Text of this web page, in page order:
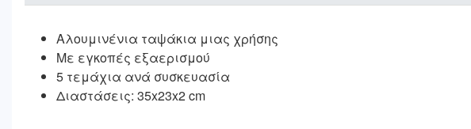
Αλουμινένια ταψάκια μιας χρήσης
Με εγκοπές εξαερισμού
5 τεμάχια ανά συσκευασία
Διαστάσεις: 35x23x2 cm